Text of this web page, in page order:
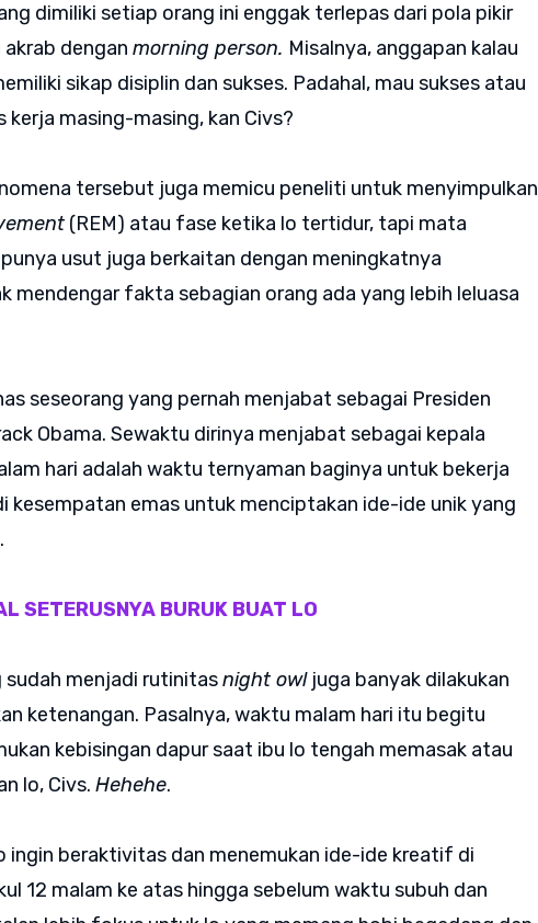
dimiliki setiap orang ini enggak terlepas dari pola pikir
dengan morning person. Misalnya, anggapan kalau
sikap disiplin dan sukses. Padahal, mau sukses atau
masing-masing, kan Civs?
tersebut juga memicu peneliti untuk menyimpulkan
(REM) atau fase ketika lo tertidur, tapi mata
usut juga berkaitan dengan meningkatnya
mendengar fakta sebagian orang ada yang lebih leluasa
seseorang yang pernah menjabat sebagai Presiden
Obama. Sewaktu dirinya menjabat sebagai kepala
hari adalah waktu ternyaman baginya untuk bekerja
kesempatan emas untuk menciptakan ide-ide unik yang
SETERUSNYA BURUK BUAT LO
sudah menjadi rutinitasnight owljuga banyak dilakukan
ketenangan. Pasalnya, waktu malam hari itu begitu
kebisingan dapur saat ibu lo tengah memasak atau
lo, Civs. Hehehe.
ingin beraktivitas dan menemukan ide-ide kreatif di
12 malam ke atas hingga sebelum waktu subuh dan